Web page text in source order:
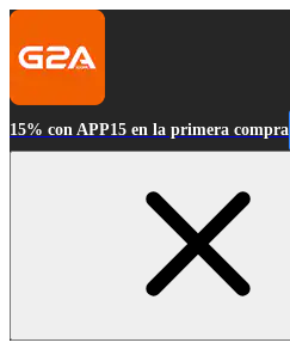
15% con APP15 en la primera compra